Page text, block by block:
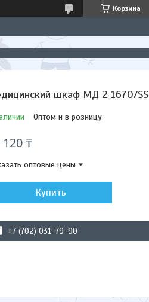
Корзина
шкаф МД 2 1670/SS
Оптом и в розницу
120 ₸
оптовые цены
Купить
+7 (702) 031-79-90